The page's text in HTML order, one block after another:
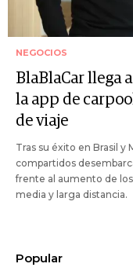
NEGOCIOS
BlaBlaCar llega
la app de
de viaje
Tras su éxito en Brasil y
compartidos
frente al aumento de
media y larga distancia.
Popular